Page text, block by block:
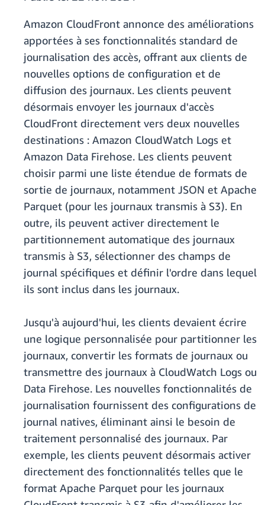
Amazon CloudFront annonce des améliorations
apportées à ses fonctionnalités standard de
journalisation des accès, offrant aux clients de
nouvelles options de configuration et de
diffusion des journaux. Les clients peuvent
désormais envoyer les journaux d'accès
CloudFront directement vers deux nouvelles
destinations : Amazon CloudWatch Logs et
Amazon Data Firehose. Les clients peuvent
choisir parmi une liste étendue de formats de
sortie de journaux, notamment JSON et Apache
Parquet (pour les journaux transmis à S3). En
outre, ils peuvent activer directement le
partitionnement automatique des journaux
transmis à S3, sélectionner des champs de
journal spécifiques et définir l'ordre dans lequel
ils sont inclus dans les journaux.
Jusqu'à aujourd'hui, les clients devaient écrire
une logique personnalisée pour partitionner les
journaux, convertir les formats de journaux ou
transmettre des journaux à CloudWatch Logs ou
Data Firehose. Les nouvelles fonctionnalités de
journalisation fournissent des configurations de
journal natives, éliminant ainsi le besoin de
traitement personnalisé des journaux. Par
exemple, les clients peuvent désormais activer
directement des fonctionnalités telles que le
format Apache Parquet pour les journaux